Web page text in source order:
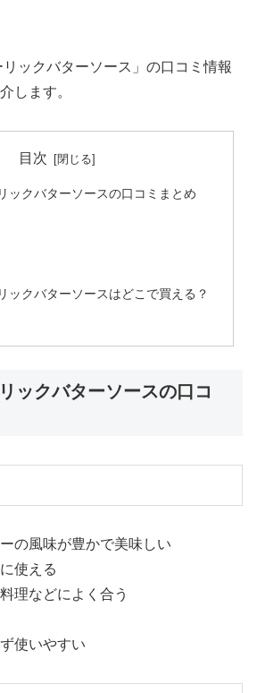
ックバターソース」の口コミ情報
します。
目次
ックバターソースの口コミまとめ
ックバターソースはどこで買える？
ックバターソースの口コ
の風味が豊かで美味しい
使える
理などによく合う
使いやすい